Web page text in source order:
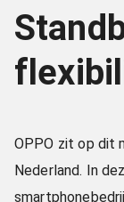
OPPO zit op dit
Nederland. In